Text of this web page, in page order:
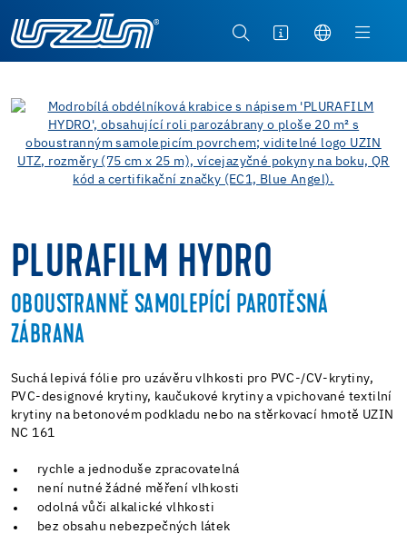
PLURAFILM HYDRO
OBOUSTRANNĚ SAMOLEPÍCÍ PAROTĚSNÁ
ZÁBRANA
Suchá lepivá fólie pro uzávěru vlhkosti pro PVC-/CV-krytiny,
PVC-designové krytiny, kaučukové krytiny a vpichované textilní
krytiny na betonovém podkladu nebo na stěrkovací hmotě UZIN
NC 161
rychle a jednoduše zpracovatelná
není nutné žádné měření vlhkosti
odolná vůči alkalické vlhkosti
bez obsahu nebezpečných látek